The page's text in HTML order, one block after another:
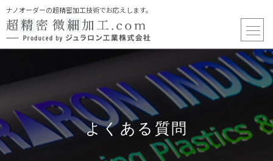
ナノオーダーの超精密加工技術でお応えします。
よくある質問